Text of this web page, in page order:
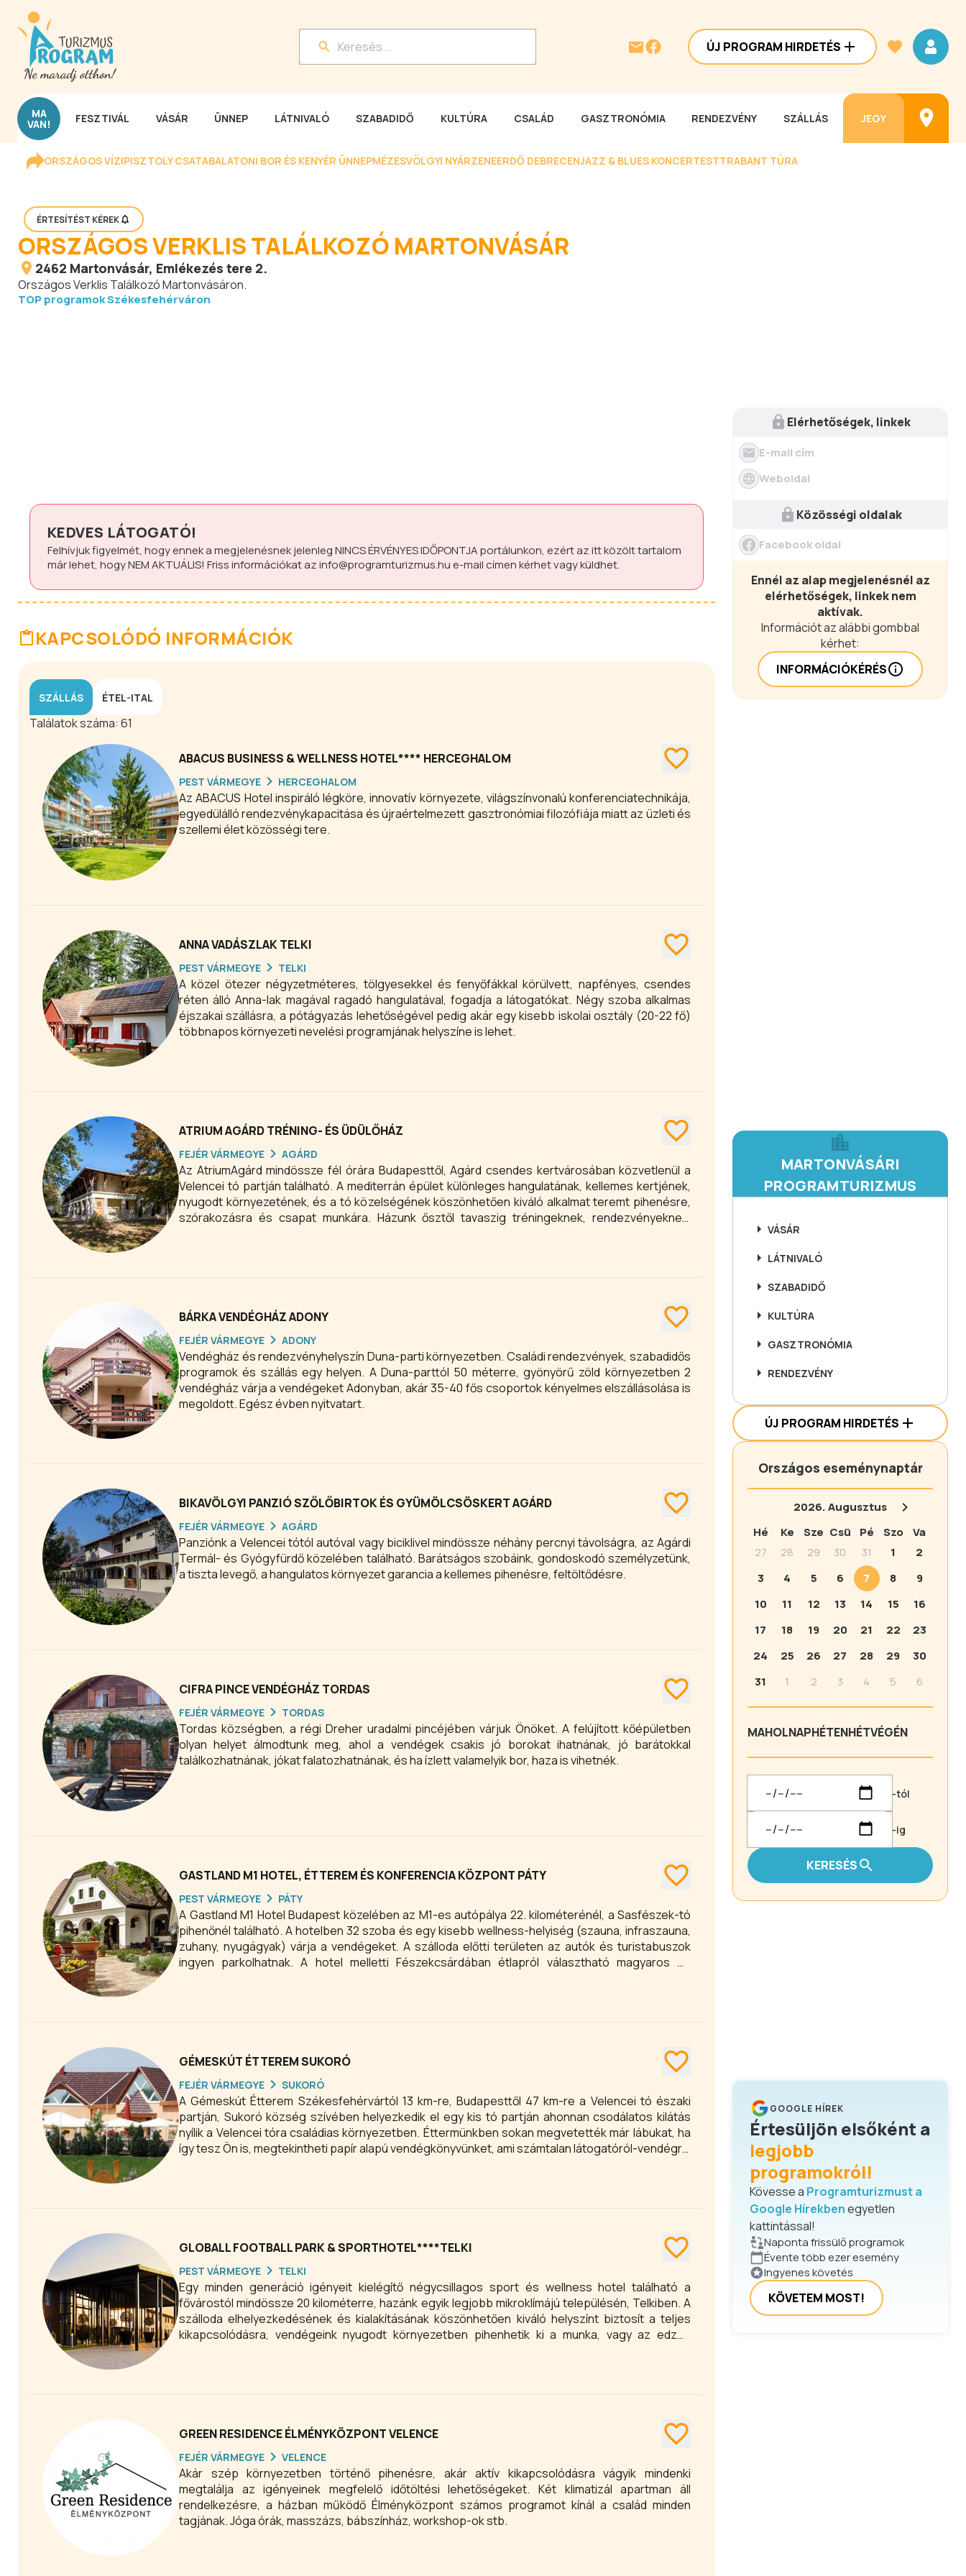
ÚJ PROGRAM HIRDETÉS
MA
VAN! FESZTIVÁL VÁSÁR ÜNNEP LÁTNIVALÓ SZABADIDŐ KULTÚRA CSALÁD GASZTRONÓMIA RENDEZVÉNY SZÁLLÁS JEGY
ORSZÁGOS VÍZIPISZTOLY CSATABALATONI BOR ÉS KENYÉR ÜNNEPMÉZESVÖLGYI NYÁRZENEERDŐ DEBRECENJAZZ & BLUES KONCERTESTTRABANT TÚRA
ÉRTESÍTÉST KÉREK
ORSZÁGOS VERKLIS TALÁLKOZÓ MARTONVÁSÁR
2462 Martonvásár, Emlékezés tere 2.
Országos Verklis Találkozó Martonvásáron.
TOP programok Székesfehérváron
KEDVES LÁTOGATÓ!
Felhívjuk figyelmét, hogy ennek a megjelenésnek jelenlegNINCS ÉRVÉNYES IDŐPONTJAportálunkon, ezért az itt közölt tartalom
már lehet, hogyNEM AKTUÁLIS! Friss információkat azinfo@programturizmus.hue-mail címen kérhet vagy küldhet.
KAPCSOLÓDÓ INFORMÁCIÓK
SZÁLLÁS ÉTEL-ITAL
Találatok száma: 61
ABACUS BUSINESS & WELLNESS HOTEL**** HERCEGHALOM
PEST VÁRMEGYE HERCEGHALOM
Az ABACUS Hotel inspiráló légköre, innovatív környezete, világszínvonalú konferenciatechnikája,
egyedülálló rendezvénykapacitása és újraértelmezett gasztronómiai filozófiája miatt az üzleti és
szellemi élet közösségi tere.
ANNA VADÁSZLAK TELKI
PEST VÁRMEGYE TELKI
A közel ötezer négyzetméteres, tölgyesekkel és fenyőfákkal körülvett, napfényes, csendes
réten álló Anna-lak magával ragadó hangulatával, fogadja a látogatókat. Négy szoba alkalmas
éjszakai szállásra, a pótágyazás lehetőségével pedig akár egy kisebb iskolai osztály (20-22 fő)
többnapos környezeti nevelési programjának helyszíne is lehet.
ATRIUM AGÁRD TRÉNING- ÉS ÜDÜLŐHÁZ
FEJÉR VÁRMEGYE AGÁRD
Az AtriumAgárd mindössze fél órára Budapesttől, Agárd csendes kertvárosában közvetlenül a
Velencei tó partján található. A mediterrán épület különleges hangulatának, kellemes kertjének,
nyugodt környezetének, és a tó közelségének köszönhetően kiváló alkalmat teremt pihenésre,
szórakozásra és csapat munkára. Házunk ősztől tavaszig tréningeknek, rendezvényeknek,
BÁRKA VENDÉGHÁZ ADONY
FEJÉR VÁRMEGYE ADONY
Vendégház és rendezvényhelyszín Duna-parti környezetben. Családi rendezvények, szabadidős
programok és szállás egy helyen. A Duna-parttól 50 méterre, gyönyörű zöld környezetben 2
vendégház várja a vendégeket Adonyban, akár 35-40 fős csoportok kényelmes elszállásolása is
megoldott. Egész évben nyitvatart.
BIKAVÖLGYI PANZIÓ SZŐLŐBIRTOK ÉS GYÜMÖLCSÖSKERT AGÁRD
FEJÉR VÁRMEGYE AGÁRD
Panziónk a Velencei tótól autóval vagy biciklivel mindössze néhány percnyi távolságra, az Agárdi
Termál- és Gyógyfürdő közelében található. Barátságos szobáink, gondoskodó személyzetünk,
a tiszta levegő, a hangulatos környezet garancia a kellemes pihenésre, feltöltődésre.
CIFRA PINCE VENDÉGHÁZ TORDAS
FEJÉR VÁRMEGYE TORDAS
Tordas községben, a régi Dreher uradalmi pincéjében várjuk Önöket. A felújított kőépületben
olyan helyet álmodtunk meg, ahol a vendégek csakis jó borokat ihatnának, jó barátokkal
találkozhatnának, jókat falatozhatnának, és ha ízlett valamelyik bor, haza is vihetnék.
GASTLAND M1 HOTEL, ÉTTEREM ÉS KONFERENCIA KÖZPONT PÁTY
PEST VÁRMEGYE PÁTY
A Gastland M1 Hotel Budapest közelében az M1-es autópálya 22. kilométerénél, a Sasfészek-tó
pihenőnél található. A hotelben 32 szoba és egy kisebb wellness-helyiség (szauna, infraszauna,
zuhany, nyugágyak) várja a vendégeket. A szálloda előtti területen az autók és turistabuszok
ingyen parkolhatnak. A hotel melletti Fészekcsárdában étlapról választható magyaros és
GÉMESKÚT ÉTTEREM SUKORÓ
FEJÉR VÁRMEGYE SUKORÓ
A Gémeskút Étterem Székesfehérvártól 13 km-re, Budapesttől 47 km-re a Velencei tó északi
partján, Sukoró község szívében helyezkedik el egy kis tó partján ahonnan csodálatos kilátás
nyílik a Velencei tóra családias környezetben. Éttermünkben sokan megvetették már lábukat, ha
így tesz Ön is, megtekintheti papír alapú vendégkönyvünket, ami számtalan látogatóról-vendégről
GLOBALL FOOTBALL PARK & SPORTHOTEL****TELKI
PEST VÁRMEGYE TELKI
Egy minden generáció igényeit kielégítő négycsillagos sport és wellness hotel található a
fővárostól mindössze 20 kilométerre, hazánk egyik legjobb mikroklímájú településén, Telkiben. A
szálloda elhelyezkedésének és kialakításának köszönhetően kiváló helyszínt biztosít a teljes
kikapcsolódásra, vendégeink nyugodt környezetben pihenhetik ki a munka, vagy az edzés
GREEN RESIDENCE ÉLMÉNYKÖZPONT VELENCE
FEJÉR VÁRMEGYE VELENCE
Akár szép környezetben történő pihenésre, akár aktív kikapcsolódásra vágyik mindenki
megtalálja az igényeinek megfelelő időtöltési lehetőségeket. Két klimatizál apartman áll
rendelkezésre, a házban működő Élményközpont számos programot kínál a család minden
tagjának. Jóga órák, masszázs, bábszínház, workshop-ok stb.
Elérhetőségek, linkek
E-mail cím
Weboldal
Közösségi oldalak
Facebook oldal
Ennél az alap megjelenésnél az
elérhetőségek, linkek nem
aktívak.
Információt az alábbi gombbal
kérhet:
INFORMÁCIÓKÉRÉS
MARTONVÁSÁRI
PROGRAMTURIZMUS
VÁSÁR
LÁTNIVALÓ
SZABADIDŐ
KULTÚRA
GASZTRONÓMIA
RENDEZVÉNY
ÚJ PROGRAM HIRDETÉS
Országos eseménynaptár
2026.Augusztus
Hé
Ke Sze Csü Pé Szo
Va
27
28 29 30 31 1
2
3
4 5 6 7 8
9
10
11 12 13 14 15
16
17
18 19 20 21 22
23
24
25 26 27 28 29
30
31
1 2 3 4 5 6
MAHOLNAPHÉTENHÉTVÉGÉN
-tól
-ig
KERESÉS
GOOGLE HÍREK
Értesüljön elsőként a
legjobb
programokról!
Kövesse a Programturizmust a
Google Hírekbenegyetlen
kattintással!
Naponta frissülő programok
Évente több ezer esemény
Ingyenes követés
KÖVETEM MOST!